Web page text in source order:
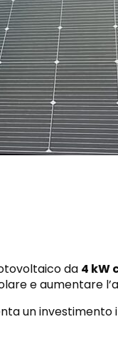
da 4 kW
e aumentare
un investimento